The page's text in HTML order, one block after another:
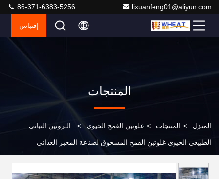
lixuanfeng01@aliyun.com
86-371-6383-5256
إقتباس
المنتجات
المنزل > المنتجات > غلوتين القمح الحيوي > البروتين النباتي
الطبيعي الحيوي غلوتين القمح المسحوق لصناعة المخبز الغذائي